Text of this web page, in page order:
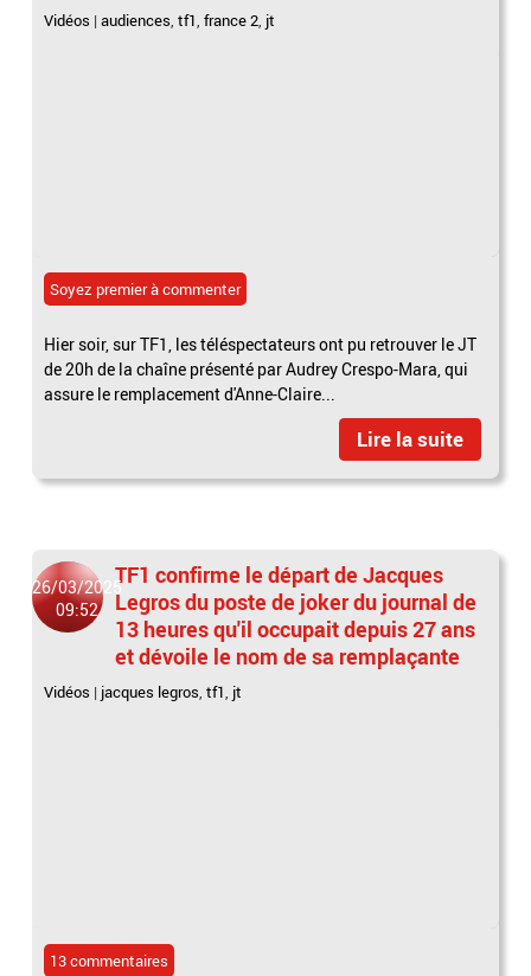
Vidéos |audiences,tf1,france 2, jt
Soyez premier à commenter
Hier soir, sur TF1, les téléspectateurs ont pu retrouver le JT
de 20h de la chaîne présenté par Audrey Crespo-Mara, qui
assure le remplacement d'Anne-Claire...
Lire la suite
26/03/2025
09:52
TF1 confirme le départ de Jacques
Legros du poste de joker du journal de
13 heures qu'il occupait depuis 27 ans
et dévoile le nom de sa remplaçante
Vidéos | jacques legros,tf1, jt
13 commentaires